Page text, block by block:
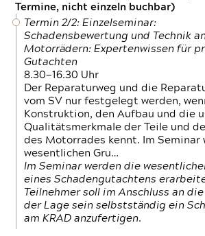
Termine, nicht einzeln buchbar)
Termin 2/2: Einzelseminar:
Schadensbewertung und Technik
Motorrädern: Expertenwissen für
Gutachten
8.30—16.30 Uhr
Der Reparaturweg und die
vom SV nur festgelegt werden,
Konstruktion, den Aufbau und die
Qualitätsmerkmale der Teile und
des Motorrades kennt. Im Seminar
wesentlichen Gru…
Im Seminar werden die
eines Schadengutachtens
Teilnehmer soll im Anschluss an
der Lage sein selbstständig ein
am KRAD anzufertigen.